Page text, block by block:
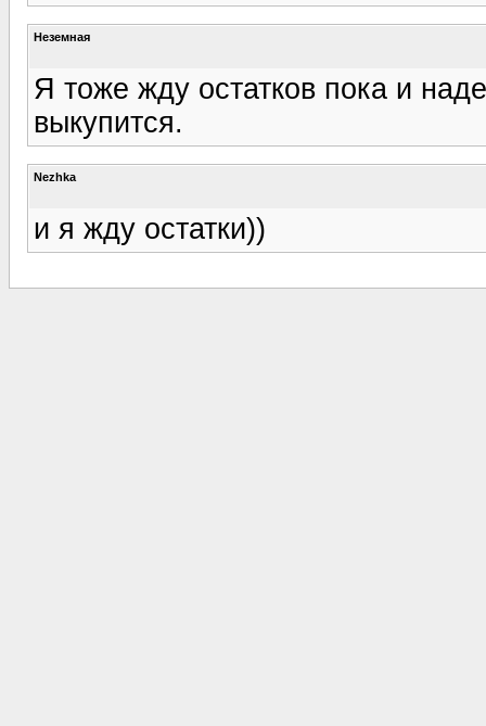
Неземная
Я тоже жду остатков пока и
выкупится.
Nezhka
и я жду остатки))